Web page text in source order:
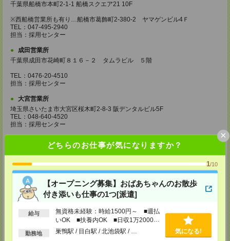
どちらのお仕事が気になりますか？
1/10
【オープニング募集】おばあちゃんのお散歩
付き添いも仕事の1つ[派遣]
給与
無資格未経験：時給1500円～ ■週払
いOK ■扶養内OK ■日収1万2000円
以上
勤務地 巣鴨駅 / 目白駅 / 北池袋駅 / … 気になる!
×
千葉県船橋市本町2-1-1 船橋スクエア21 10F
※西船橋営業所も有り…船橋市葛飾町2-380-2 ヤマゲンビル4Ｆ
TEL：047-495-2940
担当：採用センター
成田営業所
千葉県成田市花崎町８１６－２ タムラビル ５階
TEL：0476-20-4510
担当：採用センター
大宮営業所
埼玉県さいたま市大宮区桜木町2-8-3 阪デンタルビル5F
TEL：048-640-4520
担当：採用センター
埼玉県松山市箭弓町1-6-1 ZONA1 3F
※川越営業所もあり…埼玉県川越市脇田本町11-1 川越シティービル6F
TEL：0493-21-4510
担当：採用センター
越谷営業所
TEL：048-990-4510
担当：採用センター
錦糸町営業所